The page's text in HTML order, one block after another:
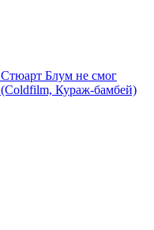
Стюарт Блум не смог
(Coldfilm, Кураж-бамбей)